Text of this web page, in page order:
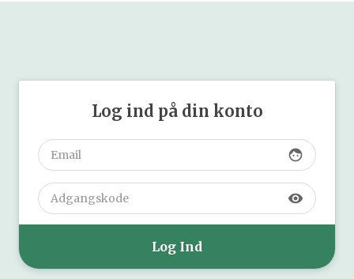
Log ind på din konto
face
visibility